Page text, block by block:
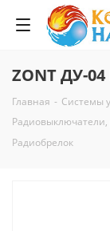
ZONT ДУ-
Главная - Системы
Радиобрелок